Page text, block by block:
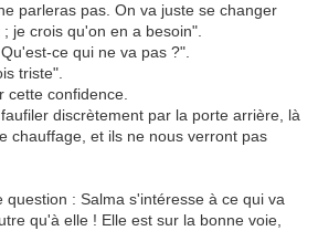
parleras pas. On va juste se changer
je crois qu'on en a besoin".
ce qui ne va pas ?".
triste".
cette confidence.
discrètement par la porte arrière, là
chauffage, et ils ne nous verront pas
question : Salma s'intéresse à ce qui va
qu'à elle ! Elle est sur la bonne voie,